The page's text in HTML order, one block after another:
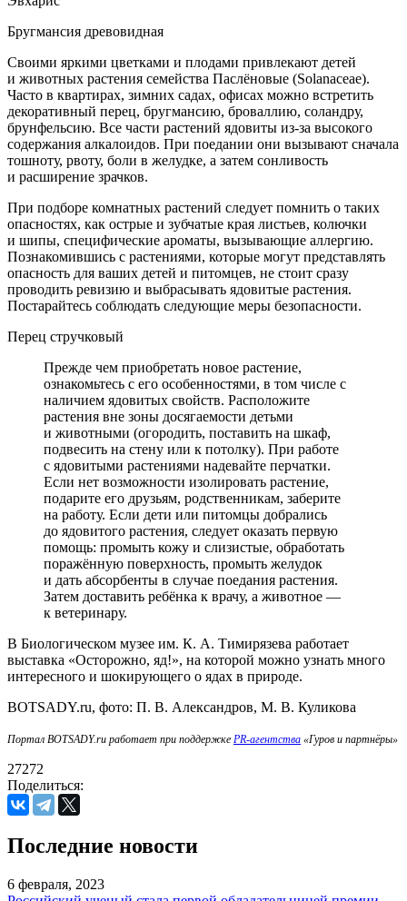
Бругмансия древовидная
Своими яркими цветками и плодами привлекают детей
и животных растения семейства Паслёновые (Solanaceae).
Часто в квартирах, зимних садах, офисах можно встретить
декоративный перец, бругмансию, броваллию, соландру,
брунфельсию. Все части растений ядовиты из-за высокого
содержания алкалоидов. При поедании они вызывают сначала
тошноту, рвоту, боли в желудке, а затем сонливость
и расширение зрачков.
При подборе комнатных растений следует помнить о таких
опасностях, как острые и зубчатые края листьев, колючки
и шипы, специфические ароматы, вызывающие аллергию.
Познакомившись с растениями, которые могут представлять
опасность для ваших детей и питомцев, не стоит сразу
проводить ревизию и выбрасывать ядовитые растения.
Постарайтесь соблюдать следующие меры безопасности.
Перец стручковый
Прежде чем приобретать новое растение,
ознакомьтесь с его особенностями, в том числе с
наличием ядовитых свойств. Расположите
растения вне зоны досягаемости детьми
и животными (огородить, поставить на шкаф,
подвесить на стену или к потолку). При работе
с ядовитыми растениями надевайте перчатки.
Если нет возможности изолировать растение,
подарите его друзьям, родственникам, заберите
на работу. Если дети или питомцы добрались
до ядовитого растения, следует оказать первую
помощь: промыть кожу и слизистые, обработать
поражённую поверхность, промыть желудок
и дать абсорбенты в случае поедания растения.
Затем доставить ребёнка к врачу, а животное —
к ветеринару.
В Биологическом музее им. К. А. Тимирязева работает
выставка «Осторожно, яд!», на которой можно узнать много
интересного и шокирующего о ядах в природе.
BOTSADY.ru, фото: П. В. Александров, М. В. Куликова
Портал BOTSADY.ru работает при поддержке PR-агентства «Гуров и партнёры»
27272
Поделиться:
Последние новости
6 февраля, 2023